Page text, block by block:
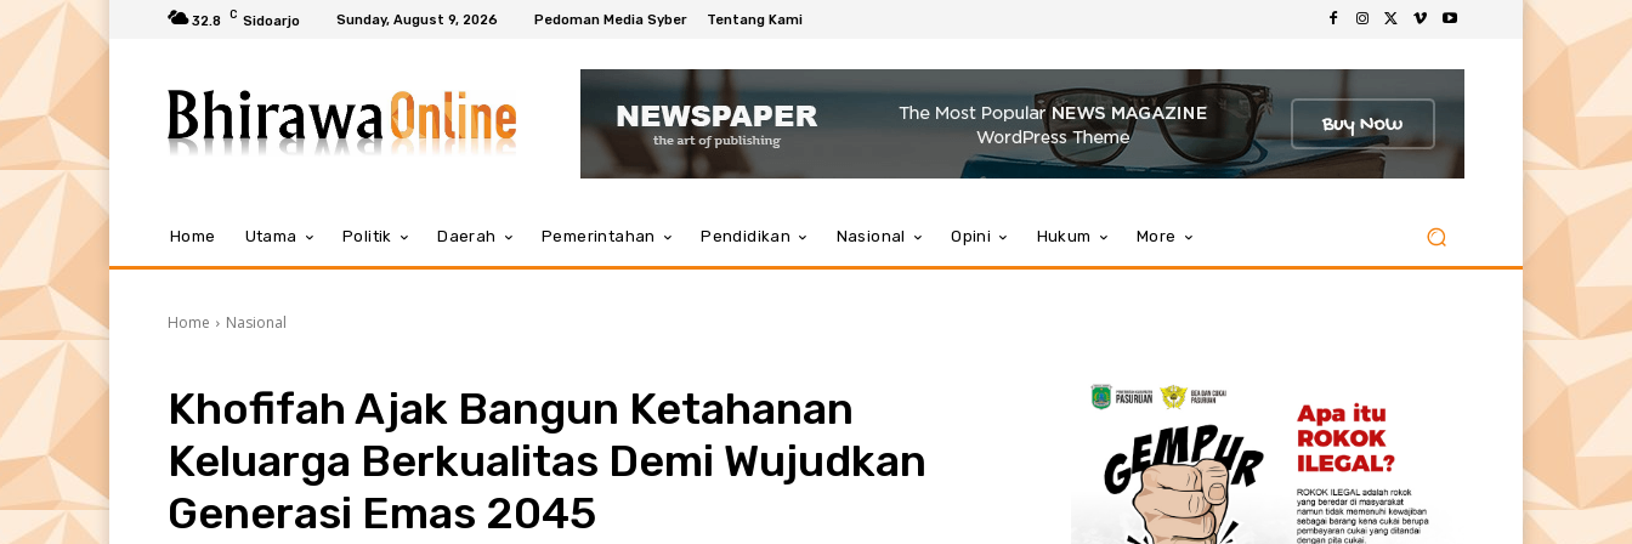
32.8 C Sidoarjo Sunday, August 9, 2026 Pedoman Media Syber Tentang Kami
Home Utama Politik Daerah Pemerintahan Pendidikan Nasional Opini Hukum More
Home Nasional
Khofifah Ajak Bangun Ketahanan
Keluarga Berkualitas Demi Wujudkan
Generasi Emas 2045